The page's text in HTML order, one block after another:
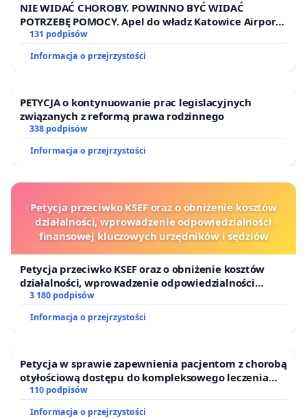
NIE WIDAĆ CHOROBY. POWINNO BYĆ WIDAĆ
POTRZEBĘ POMOCY. Apel do władz Katowice Airport
o przystąpienie do programu HIDDEN DISABILITIES
SUNFLOWER – SŁONECZNIK – UKRYTE
NIEPEŁNOSPRAWNOŚCI
131 podpisów
Informacja o przejrzystości
PETYCJA o kontynuowanie prac legislacyjnych
związanych z reformą prawa rodzinnego
338 podpisów
Informacja o przejrzystości
Petycja przeciwko KSEF oraz o obniżenie kosztów
działalności, wprowadzenie odpowiedzialności
finansowej kluczowych urzędników i sędziów
Petycja przeciwko KSEF oraz o obniżenie kosztów
działalności, wprowadzenie odpowiedzialności
finansowej kluczowych urzędników i sędziów
3 180 podpisów
Informacja o przejrzystości
Petycja w sprawie zapewnienia pacjentom z chorobą
otyłościową dostępu do kompleksowego leczenia
oraz programów profilaktycznych.
110 podpisów
Informacja o przejrzystości